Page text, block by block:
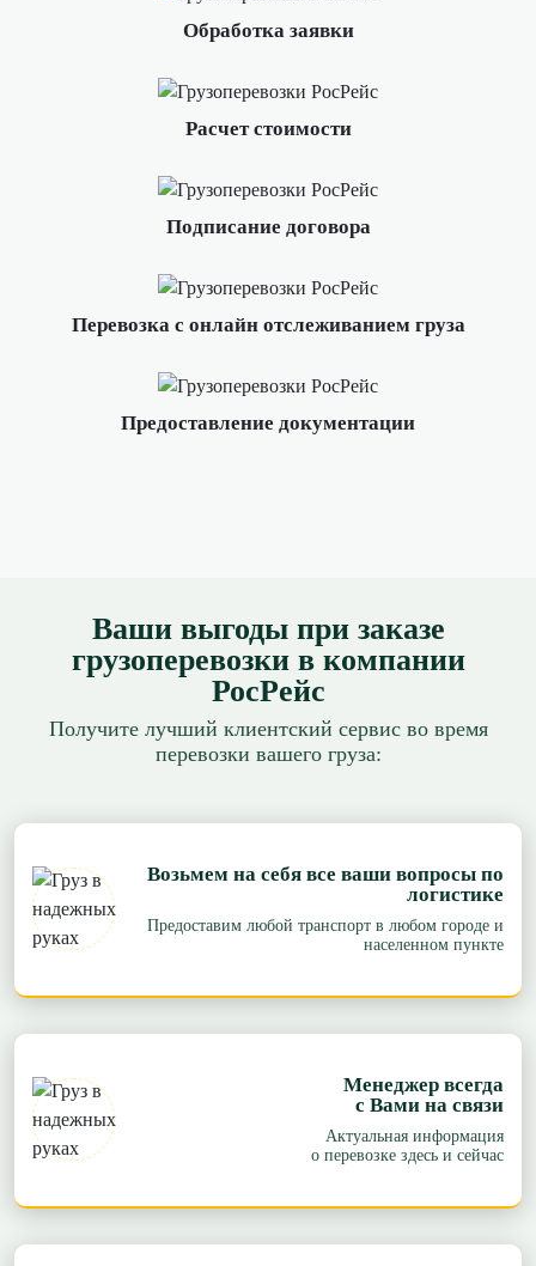
Обработка заявки
Расчет стоимости
Подписание договора
Перевозка с онлайн отслеживанием груза
Предоставление документации
Ваши выгоды при заказе
грузоперевозки в компании
РосРейс
Получите лучший клиентский сервис во время
перевозки вашего груза:
Возьмем на себя все ваши вопросы по
логистике
Предоставим любой транспорт в любом городе и
населенном пункте
Менеджер всегда
с Вами на связи
Актуальная информация
о перевозке здесь и сейчас